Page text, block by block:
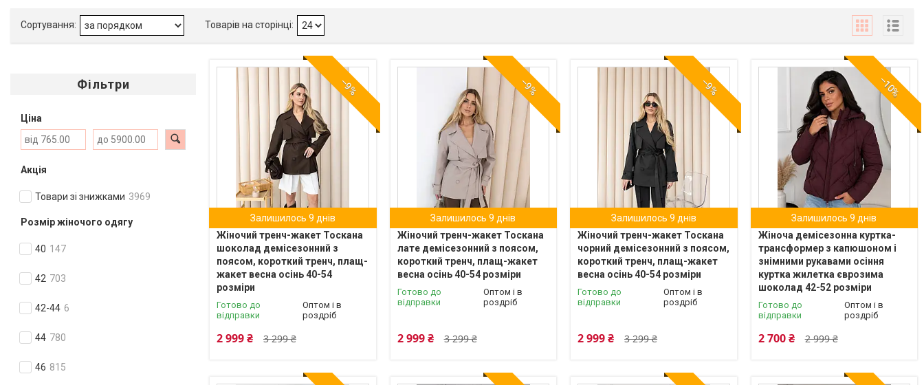
Фільтри
Ціна
Акція
Товари зі знижками 3969
Розмір жіночого одягу
40 147
42 703
42-44 6
44 780
46 815
–9%
Залишилось 9 днів
Жіночий тренч-жакет Тоскана
шоколад демісезонний з
поясом, короткий тренч, плащ-
жакет весна осінь 40-54
розміри
Готово до
відправки
Оптом і в
роздріб
3 299 ₴
2 999 ₴
–9%
Залишилось 9 днів
Жіночий тренч-жакет Тоскана
лате демісезонний з поясом,
короткий тренч, плащ-жакет
весна осінь 40-54 розміри
Готово до
відправки
Оптом і в
роздріб
3 299 ₴
2 999 ₴
–9%
Залишилось 9 днів
Жіночий тренч-жакет Тоскана
чорний демісезонний з поясом,
короткий тренч, плащ-жакет
весна осінь 40-54 розміри
Готово до
відправки
Оптом і в
роздріб
3 299 ₴
2 999 ₴
–10%
Залишилось 9 днів
Жіноча демісезонна куртка-
трансформер з капюшоном і
знімними рукавами осіння
куртка жилетка єврозима
шоколад 42-52 розміри
Готово до
відправки
Оптом і в
роздріб
2 999 ₴
2 700 ₴